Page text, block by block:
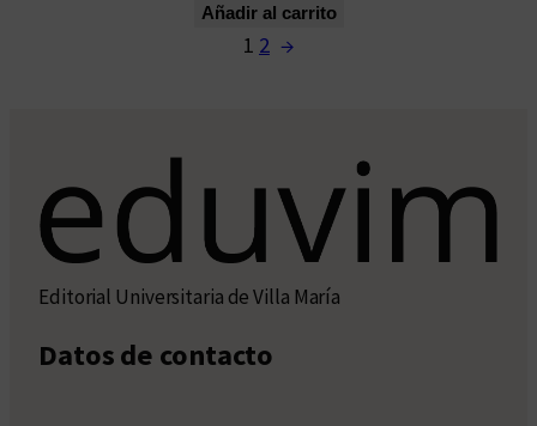
Añadir al carrito
1 2 →
Editorial Universitaria de Villa María
Datos de contacto